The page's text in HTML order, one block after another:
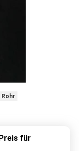
für